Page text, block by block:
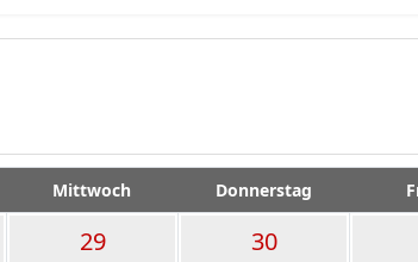
Mittwoch Donnerstag
29 30